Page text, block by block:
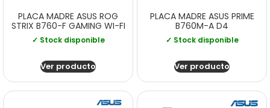
PLACA MADRE ASUS ROG
STRIX B760-F GAMING WI-FI
✓ Stock disponible
Ver producto
PLACA MADRE ASUS PRIME
B760M-A D4
✓ Stock disponible
Ver producto